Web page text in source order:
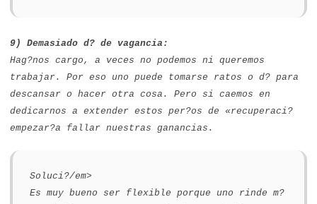
9) Demasiado d? de vagancia:
Hag?nos cargo, a veces no podemos ni queremos
trabajar. Por eso uno puede tomarse ratos o d? para
descansar o hacer otra cosa. Pero si caemos en
dedicarnos a extender estos per?os de «recuperaci?
empezar?a fallar nuestras ganancias.
Soluci?/em>
Es muy bueno ser flexible porque uno rinde m?